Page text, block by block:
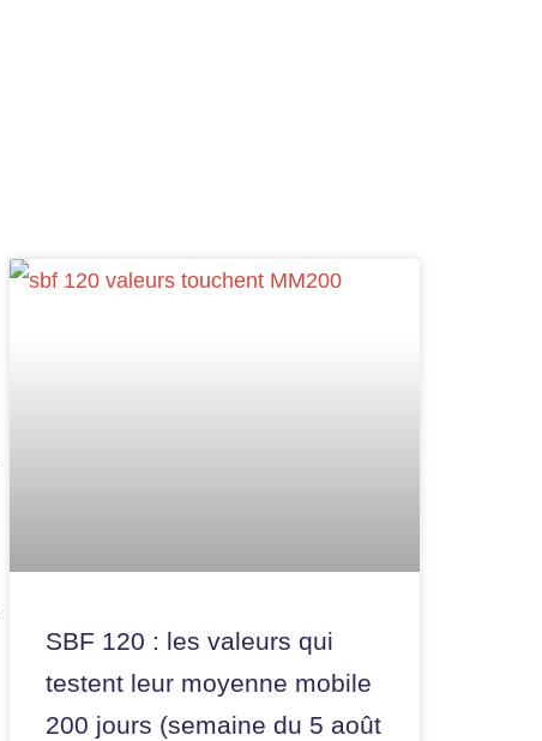
SBF 120 : les valeurs qui
testent leur moyenne mobile
200 jours (semaine du 5 août